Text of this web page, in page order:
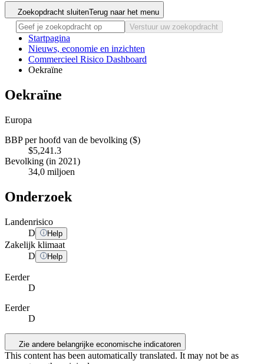
Zoekopdracht sluitenTerug naar het menu
Verstuur uw zoekopdracht
Startpagina
Nieuws, economie en inzichten
Commercieel Risico Dashboard
Oekraïne
Oekraïne
Europa
BBP per hoofd van de bevolking ($)
$5,241.3
Bevolking (in 2021)
34,0 miljoen
Onderzoek
Landenrisico
D
Help
Zakelijk klimaat
D
Help
Eerder
D
Eerder
D
Zie andere belangrijke economische indicatoren
This content has been automatically translated. It may not be as